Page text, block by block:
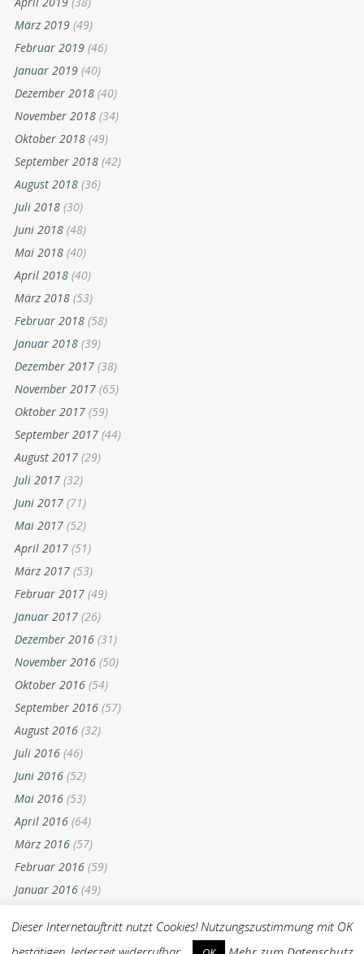
März 2019 (49)
Februar 2019 (46)
Januar 2019 (40)
Dezember 2018 (40)
November 2018 (34)
Oktober 2018 (49)
September 2018 (42)
August 2018 (36)
Juli 2018 (30)
Juni 2018 (48)
Mai 2018 (40)
April 2018 (40)
März 2018 (53)
Februar 2018 (58)
Januar 2018 (39)
Dezember 2017 (38)
November 2017 (65)
Oktober 2017 (59)
September 2017 (44)
August 2017 (29)
Juli 2017 (32)
Juni 2017 (71)
Mai 2017 (52)
April 2017 (51)
März 2017 (53)
Februar 2017 (49)
Januar 2017 (26)
Dezember 2016 (31)
November 2016 (50)
Oktober 2016 (54)
September 2016 (57)
August 2016 (32)
Juli 2016 (46)
Juni 2016 (52)
Mai 2016 (53)
April 2016 (64)
März 2016 (57)
Februar 2016 (59)
Januar 2016 (49)
November 2015(55)
Dieser Internetauftritt nutzt Cookies! Nutzungszustimmung mit OK